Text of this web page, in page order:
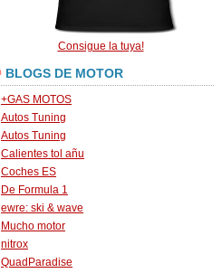
Consigue la tuya!
BLOGS DE MOTOR
+GAS MOTOS
Autos Tuning
Autos Tuning
Calientes tol añu
Coches ES
De Formula 1
ewre: ski & wave
Mucho motor
nitrox
QuadParadise